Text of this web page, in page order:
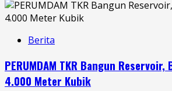
Berita
PERUMDAM TKR Bangun
4.000 Meter Kubik